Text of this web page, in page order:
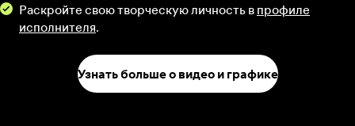
Раскройте свою творческую личность впрофиле
исполнителя.
Узнать больше о видео и графике